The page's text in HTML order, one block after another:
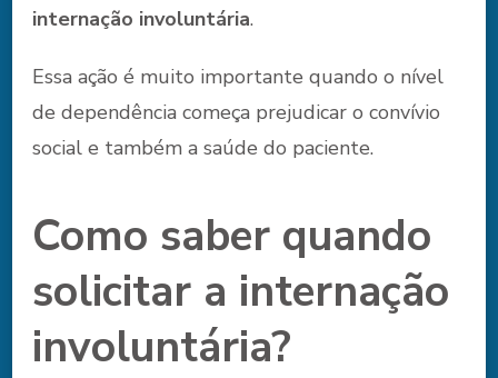
internação involuntária.
Essa ação é muito importante quando o nível
de dependência começa prejudicar o convívio
social e também a saúde do paciente.
Como saber quando
solicitar a internação
involuntária?